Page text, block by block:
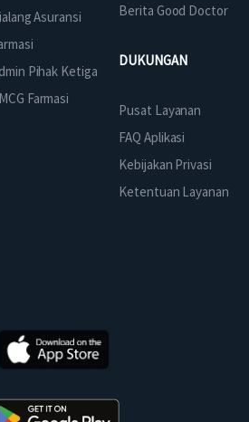
Asuransi
Pihak Ketiga
Farmasi
Berita Good Doctor
DUKUNGAN
Pusat Layanan
FAQ Aplikasi
Kebijakan Privasi
Ketentuan Layanan